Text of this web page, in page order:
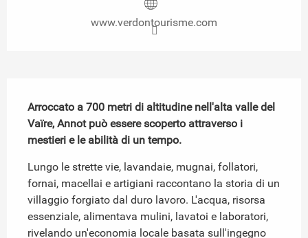
www.verdontourisme.com
Arroccato a 700 metri di altitudine nell'alta valle del
Vaïre, Annot può essere scoperto attraverso i
mestieri e le abilità di un tempo.
Lungo le strette vie, lavandaie, mugnai, follatori,
fornai, macellai e artigiani raccontano la storia di un
villaggio forgiato dal duro lavoro. L'acqua, risorsa
essenziale, alimentava mulini, lavatoi e laboratori,
rivelando un'economia locale basata sull'ingegno